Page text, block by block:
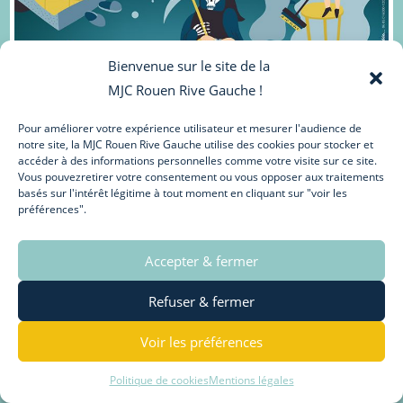
Bienvenue sur le site de la
MJC Rouen Rive Gauche !
Pour améliorer votre expérience utilisateur et mesurer l'audience de
notre site, la MJC Rouen Rive Gauche utilise des cookies pour stocker et
accéder à des informations personnelles comme votre visite sur ce site.
Vous pouvezretirer votre consentement ou vous opposer aux traitements
basés sur l'intérêt légitime à tout moment en cliquant sur "voir les
préférences".
Accepter & fermer
Refuser & fermer
Voir les préférences
Politique de cookiesMentions légales
HALLOWEEN
LA
MJC
L’agenda de la MJC – octobre à décembre